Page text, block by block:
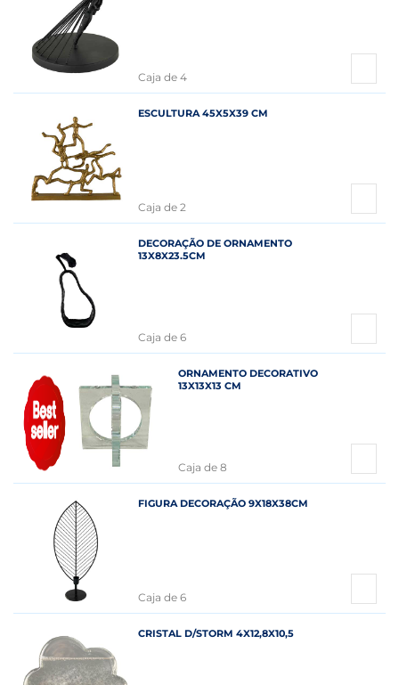
Caja de 4
ESCULTURA 45X5X39 CM
Caja de 2
DECORAÇÃO DE ORNAMENTO
13X8X23.5CM
Caja de 6
ORNAMENTO DECORATIVO
13X13X13 CM
Caja de 8
FIGURA DECORAÇÃO 9X18X38CM
Caja de 6
CRISTAL D/STORM 4X12,8X10,5